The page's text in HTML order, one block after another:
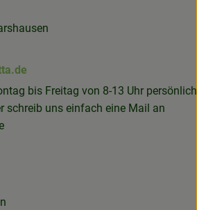
bis Freitag von 8-13 Uhr persönlich
schreib uns einfach eine Mail an